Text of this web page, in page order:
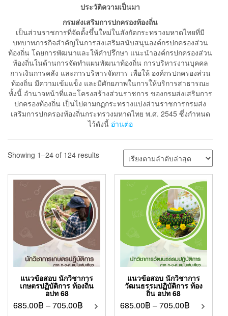
ประวัติความเป็นมา
กรมส่งเสริมการปกครองท้องถิ่น
เป็นส่วนราชการที่จัดตั้งขึ้นใหม่ในสังกัดกระทรวงมหาดไทยที่มี
บทบาทภารกิจสำคัญในการส่งเสริมสนับสนุนองค์กรปกครองส่วน
ท้องถิ่น โดยการพัฒนาและให้คำปรึกษา แนะนำองค์กรปกครองส่วน
ท้องถิ่นในด้านการจัดทำแผนพัฒนาท้องถิ่น การบริหารงานบุคคล
การเงินการคลัง และการบริหารจัดการ เพื่อให้ องค์กรปกครองส่วน
ท้องถิ่น มีความเข้มแข็ง และมีศักยภาพในการให้บริการสาธารณะ
ทั้งนี้ อำนาจหน้าที่และโครงสร้างส่วนราชการ ของกรมส่งเสริมการ
ปกครองท้องถิ่น เป็นไปตามกฏกระทรวงแบ่งส่วนราชการกรมส่ง
เสริมการปกครองท้องถิ่นกระทรวงมหาดไทย พ.ศ. 2545 ซึ่งกำหนด
ไว้ดังนี้ อ่านต่อ
Showing 1–24 of 124 results
แนวข้อสอบ นักวิชาการ
เกษตรปฏิบัติการ ท้องถิ่น
อปท 68
685.00฿ –705.00฿
แนวข้อสอบ นักวิชาการ
วัฒนธรรมปฏิบัติการ ท้อง
ถิ่น อปท 68
685.00฿ –705.00฿